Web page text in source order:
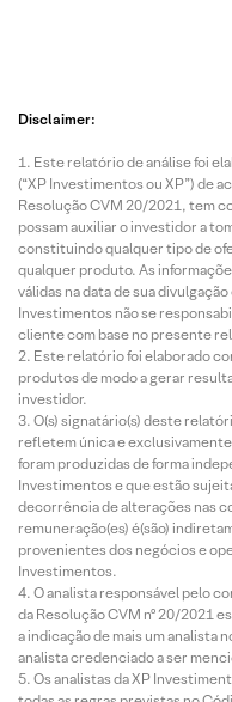
Disclaimer:
Este relatório de análise foi
(“XP Investimentos ou XP”) de
Resolução CVM 20/2021, tem
possam auxiliar o investidor a
constituindo qualquer tipo de
qualquer produto. As
válidas na data de sua
Investimentos não se
cliente com base no presente
Este relatório foi elaborado
produtos de modo a gerar
investidor.
O(s) signatário(s) deste
refletem única e
foram produzidas de forma
Investimentos e que estão
decorrência de alterações nas
remuneração(es) é(são)
provenientes dos negócios e
Investimentos.
O analista responsável pelo
da Resolução CVM nº 20/2021
a indicação de mais um analista
analista credenciado a ser
Os analistas da XP